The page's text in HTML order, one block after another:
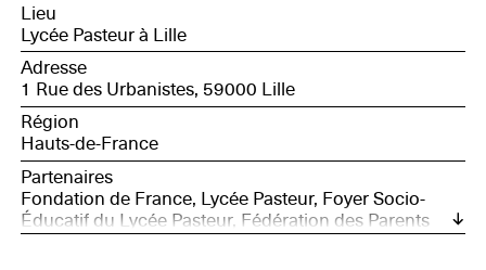
Lieu
Lycée Pasteur à Lille
Adresse
1 Rue des Urbanistes, 59000 Lille
Région
Hauts-de-France
Partenaires
Fondation de France, Lycée Pasteur, Foyer Socio-
Éducatif du Lycée Pasteur, Fédération des Parents
d'Élèves de l'Enseignement Public, Fédération des